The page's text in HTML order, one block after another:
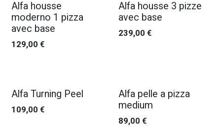
Alfa housse
moderno 1 pizza
avec base
129,00 €
Alfa housse 3 pizze
avec base
239,00 €
Alfa Turning Peel
109,00 €
Alfa pelle a pizza
medium
89,00 €